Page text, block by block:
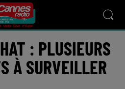
: PLUSIEURS
À SURVEILLER